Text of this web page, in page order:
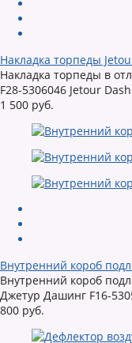
Накладка торпеды
Накладка торпеды в
F28-5306046 Jetour
1 500 руб.
Внутренний короб
Внутренний короб
Джетур Дашинг F16-
800 руб.